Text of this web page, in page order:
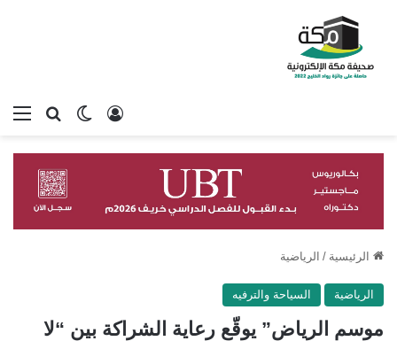
بحثالوضع
تسجيل الدخول
الرئيسية / الرياضية
الرياضية السياحة والترفيه
موسم الرياض” يوقّع رعاية الشراكة بين “لا